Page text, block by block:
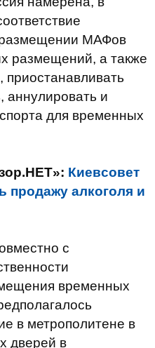
размещении МАФов
размещений, а также
аннулировать и
для временных
Киевсовет
продажу алкоголя и
с
временных
в метрополитене в
дверей в